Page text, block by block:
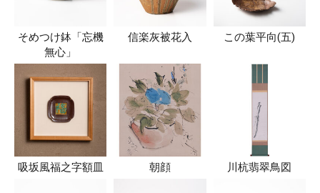
そめつけ鉢「忘機
無心」
信楽灰被花入 この葉平向(五)
吸坂風福之字額皿 朝顔 川杭翡翠鳥図